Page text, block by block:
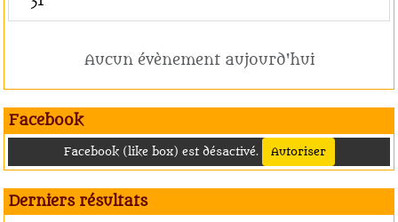
Aucun évènement aujourd'hui
Facebook
Facebook (like box) est désactivé. Autoriser
Derniers résultats